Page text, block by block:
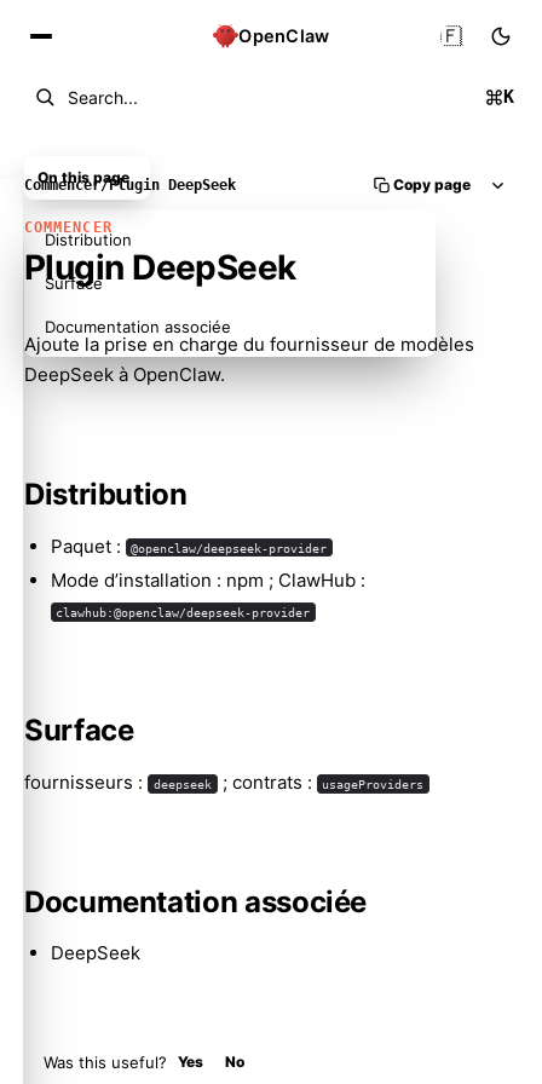
OpenClaw
Search... K
🇫🇷
Commencer/Plugin DeepSeek Copy page
COMMENCER
Plugin DeepSeek
Ajoute la prise en charge du fournisseur de modèles
DeepSeek à OpenClaw.
Distribution
Paquet : @openclaw/deepseek-provider
Mode d’installation : npm ; ClawHub :
clawhub:@openclaw/deepseek-provider
Surface
fournisseurs : deepseek ; contrats : usageProviders
Documentation associée
DeepSeek
Was this useful? Yes No
On this page
Distribution
Surface
Documentation associée